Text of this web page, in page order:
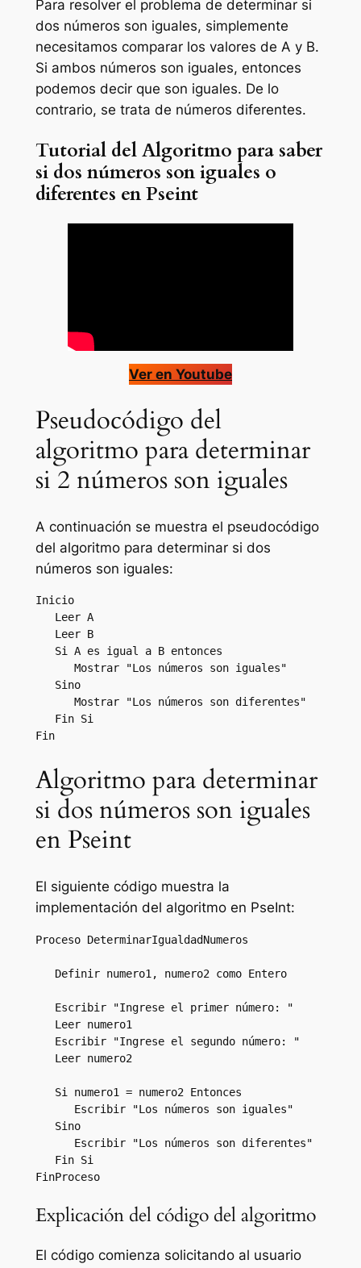
Para resolver el problema de determinar si
dos números son iguales, simplemente
necesitamos comparar los valores de A y B.
Si ambos números son iguales, entonces
podemos decir que son iguales. De lo
contrario, se trata de números diferentes.
Tutorial del Algoritmo para saber
si dos números son iguales o
diferentes en Pseint
Ver en Youtube
Pseudocódigo del
algoritmo para determinar
si 2 números son iguales
A continuación se muestra el pseudocódigo
del algoritmo para determinar si dos
números son iguales:
Inicio
   Leer A
   Leer B
   Si A es igual a B entonces
      Mostrar "Los números son iguales"
   Sino
      Mostrar "Los números son diferentes"
   Fin Si
Fin
Algoritmo para determinar
si dos números son iguales
en Pseint
El siguiente código muestra la
implementación del algoritmo en PseInt:
Proceso DeterminarIgualdadNumeros
   Definir numero1, numero2 como Entero
   Escribir "Ingrese el primer número: "
   Leer numero1
   Escribir "Ingrese el segundo número: "
   Leer numero2
   Si numero1 = numero2 Entonces
      Escribir "Los números son iguales"
   Sino
      Escribir "Los números son diferentes"
   Fin Si
FinProceso
Explicación del código del algoritmo
El código comienza solicitando al usuario